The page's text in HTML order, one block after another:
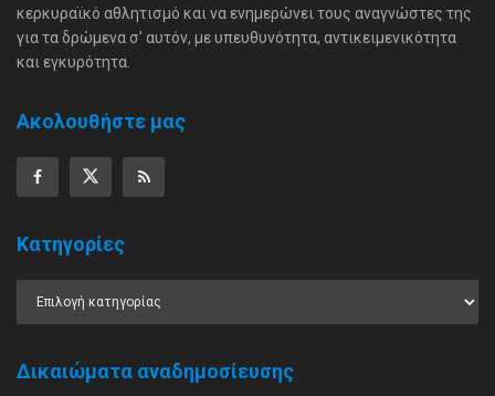
κερκυραϊκό αθλητισμό και να ενημερώνει τους αναγνώστες της
για τα δρώμενα σ' αυτόν, με υπευθυνότητα, αντικειμενικότητα
και εγκυρότητα.
Ακολουθήστε μας
Κατηγορίες
Δικαιώματα αναδημοσίευσης